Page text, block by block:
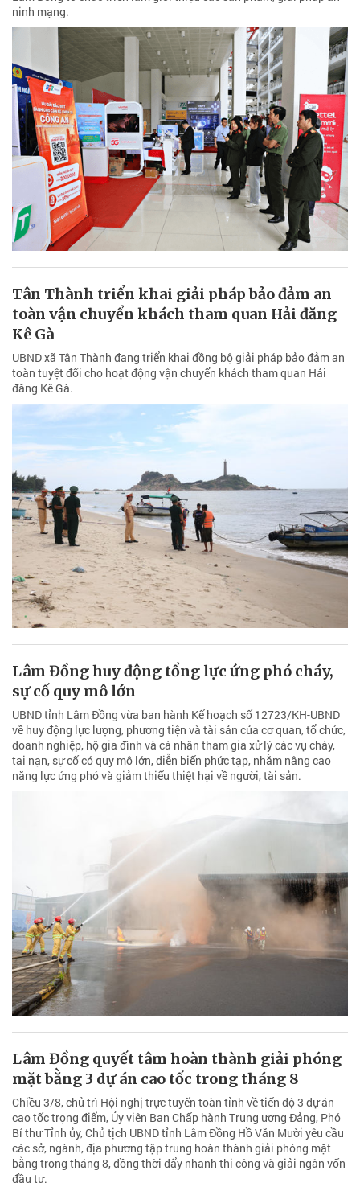
ninh mạng.
Tân Thành triển khai giải pháp bảo đảm an
toàn vận chuyển khách tham quan Hải đăng
Kê Gà
UBND xã Tân Thành đang triển khai đồng bộ giải pháp bảo đảm an
toàn tuyệt đối cho hoạt động vận chuyển khách tham quan Hải
đăng Kê Gà.
Lâm Đồng huy động tổng lực ứng phó cháy,
sự cố quy mô lớn
UBND tỉnh Lâm Đồng vừa ban hành Kế hoạch số 12723/KH-UBND
về huy động lực lượng, phương tiện và tài sản của cơ quan, tổ chức,
doanh nghiệp, hộ gia đình và cá nhân tham gia xử lý các vụ cháy,
tai nạn, sự cố có quy mô lớn, diễn biến phức tạp, nhằm nâng cao
năng lực ứng phó và giảm thiểu thiệt hại về người, tài sản.
Lâm Đồng quyết tâm hoàn thành giải phóng
mặt bằng 3 dự án cao tốc trong tháng 8
Chiều 3/8, chủ trì Hội nghị trực tuyến toàn tỉnh về tiến độ 3 dự án
cao tốc trọng điểm, Ủy viên Ban Chấp hành Trung ương Đảng, Phó
Bí thư Tỉnh ủy, Chủ tịch UBND tỉnh Lâm Đồng Hồ Văn Mười yêu cầu
các sở, ngành, địa phương tập trung hoàn thành giải phóng mặt
bằng trong tháng 8, đồng thời đẩy nhanh thi công và giải ngân vốn
đầu tư.